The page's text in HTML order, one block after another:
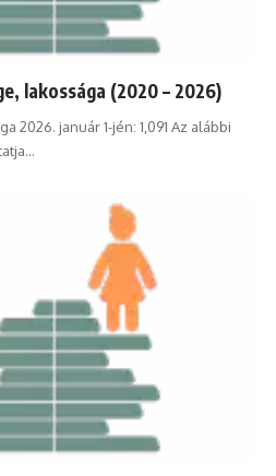
lakossága (2020 – 2026)
január 1-jén: 1,091 Az alábbi